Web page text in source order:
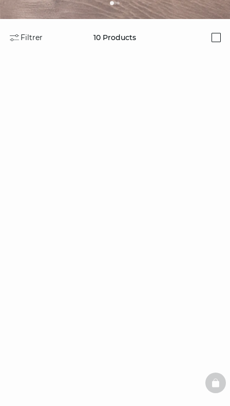
Filtrer 10 Products